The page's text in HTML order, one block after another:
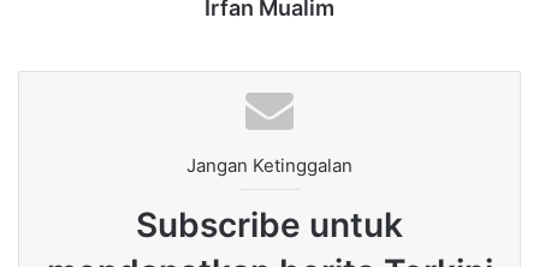
Irfan Mualim
Jangan Ketinggalan
Subscribe untuk